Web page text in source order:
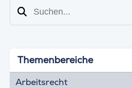
Suchen
Themenbereiche
Arbeitsrecht